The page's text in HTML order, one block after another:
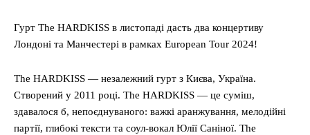
Гурт The HARDKISS в листопаді дасть два концертиву
Лондоні та Манчестері в рамках European Tour 2024!
The HARDKISS — незалежний гурт з Києва, Україна.
Створений у 2011 році. The HARDKISS — це суміш,
здавалося б, непоєднуваного: важкі аранжування, мелодійні
партії, глибокі тексти та соул-вокал Юлії Саніної. The